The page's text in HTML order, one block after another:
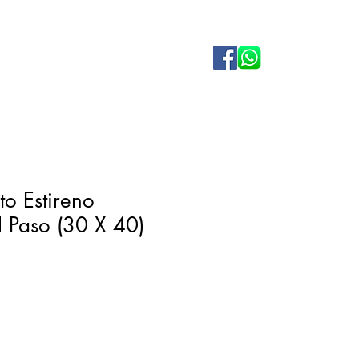
Estireno
Paso (30 X 40)